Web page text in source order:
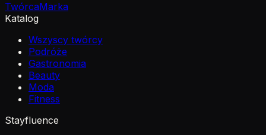
TwórcaMarka
Katalog
Wszyscy twórcy
Podróże
Gastronomia
Beauty
Moda
Fitness
Stayfluence